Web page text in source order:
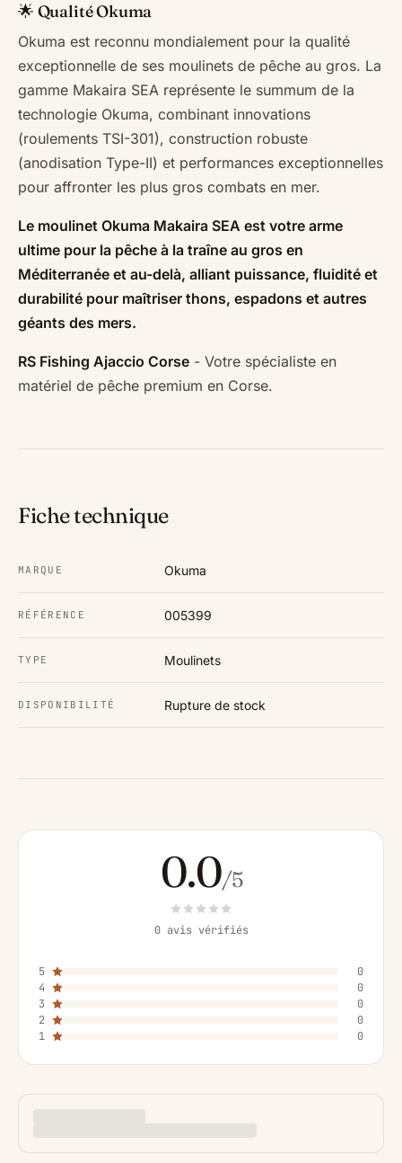
🌟 Qualité Okuma
Okuma est reconnu mondialement pour la qualité
exceptionnelle de ses moulinets de pêche au gros. La
gamme Makaira SEA représente le summum de la
technologie Okuma, combinant innovations
(roulements TSI-301), construction robuste
(anodisation Type-II) et performances exceptionnelles
pour affronter les plus gros combats en mer.
Le moulinet Okuma Makaira SEA est votre arme
ultime pour la pêche à la traîne au gros en
Méditerranée et au-delà, alliant puissance, fluidité et
durabilité pour maîtriser thons, espadons et autres
géants des mers.
RS Fishing Ajaccio Corse - Votre spécialiste en
matériel de pêche premium en Corse.
Fiche technique
MARQUE Okuma
RÉFÉRENCE 005399
TYPE Moulinets
DISPONIBILITÉ Rupture de stock
0.0/5
0 avis vérifiés
5
0
4
0
3
0
2
0
1
0